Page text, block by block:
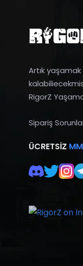
Artık
RigorZ
Sipariş
ÜCRETSIZ